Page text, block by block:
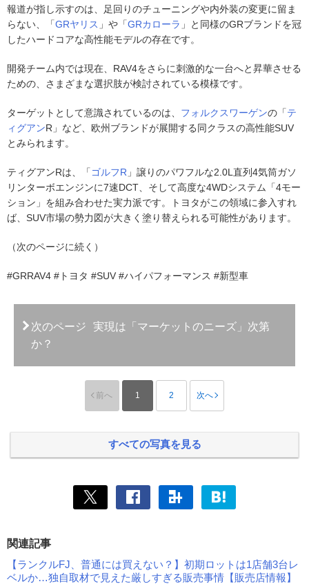
報道が指し示すのは、足回りのチューニングや内外装の変更に留ま
らない、「GRヤリス 」や「GRカローラ 」と同様のGRブランドを冠
したハードコアな高性能モデルの存在です。
開発チーム内では現在、RAV4をさらに刺激的な一台へと昇華させる
ための、さまざまな選択肢が検討されている模様です。
ターゲットとして意識されているのは、 フォルクスワーゲンの「テ
ィグアンR」など、欧州ブランドが展開する同クラスの高性能SUV
とみられます。
ティグアンRは、「 ゴルフR 」譲りのパワフルな2.0L直列4気筒ガソ
リンターボエンジンに7速DCT、そして高度な4WDシステム「4モー
ション」を組み合わせた実力派です。トヨタがこの領域に参入すれ
ば、SUV市場の勢力図が大きく塗り替えられる可能性があります。
（次のページに続く）
#GRRAV4 #トヨタ #SUV #ハイパフォーマンス #新型車
次のページ
実現は「マーケットのニーズ」次第
か？
前へ 1 2 次へ
すべての写真を見る
関連記事
【ランクルFJ、普通には買えない？】初期ロットは1店舗3台レ
ベルか…独自取材で見えた厳しすぎる販売事情【販売店情報】